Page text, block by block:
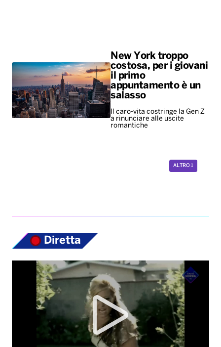
New York troppo
costosa, per i giovani
il primo
appuntamento è un
salasso
Il caro-vita costringe la Gen Z
a rinunciare alle uscite
romantiche
ALTRO
Diretta